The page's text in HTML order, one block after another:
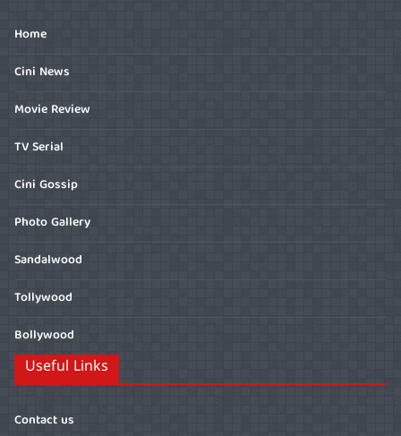
Home
Cini News
Movie Review
TV Serial
Cini Gossip
Photo Gallery
Sandalwood
Tollywood
Bollywood
Useful Links
Contact us